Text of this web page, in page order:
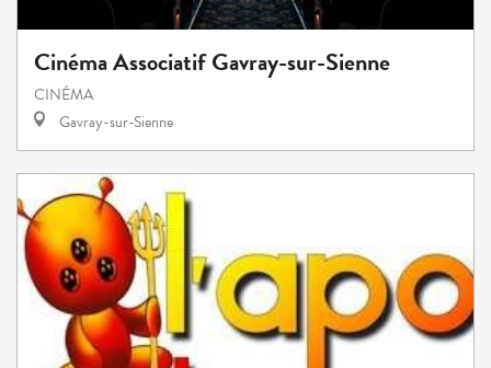
Cinéma Associatif Gavray-sur-Sienne
CINÉMA
Gavray-sur-Sienne